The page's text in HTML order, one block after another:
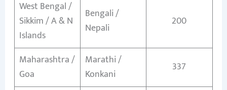
West Bengal /
Sikkim / A & N
Islands
Bengali /
Nepali
200
Maharashtra /
Goa
Marathi /
Konkani
337